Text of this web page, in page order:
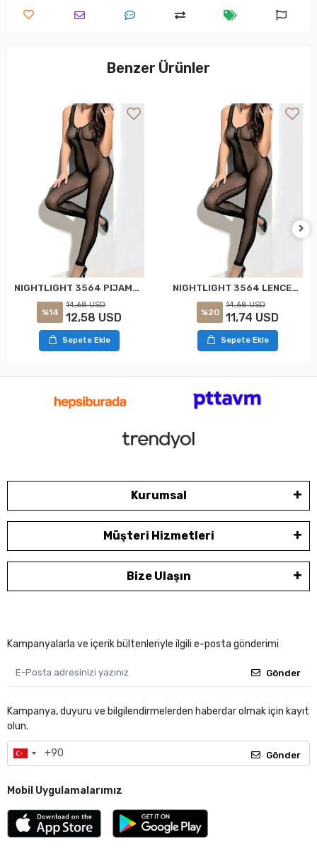
Benzer Ürünler
NIGHTLIGHT 3564 PIJAMA ERÓTICO NEGRO S-M
%14
14,68 USD
12,58 USD
Sepete Ekle
NIGHTLIGHT 3564 LENCERÍA ERÓTICA NEGLIGÉ NEGRO L-XL
%20
14,68 USD
11,74 USD
Sepete Ekle
Kurumsal
Müşteri Hizmetleri
Bize Ulaşın
Kampanyalarla ve içerik bültenleriyle ilgili e-posta gönderimi
Gönder
Kampanya, duyuru ve bilgilendirmelerden haberdar olmak için kayıt
olun.
Gönder
Mobil Uygulamalarımız